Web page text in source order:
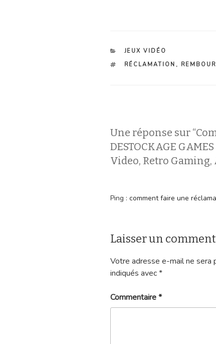
CATÉGORIES
JEUX VIDÉO
ÉTIQUETTES
RÉCLAMATION ,
Une réponse sur
DESTOCKAGE
Video, Retro Gaming,
Ping : comment faire une
Laisser un
Votre adresse e-mail ne sera
indiqués avec*
Commentaire*